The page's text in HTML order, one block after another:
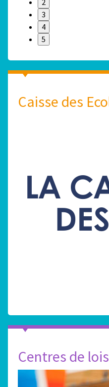
2
3
4
5
Caisse des
Centres de